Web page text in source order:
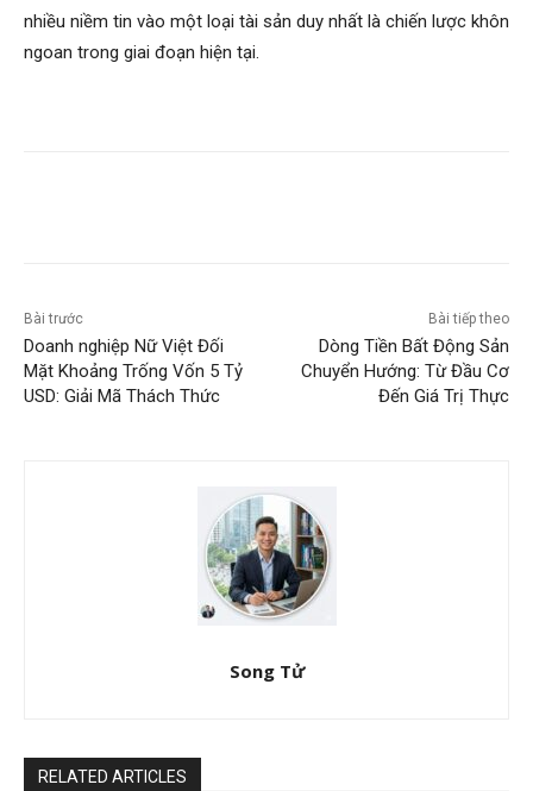
nhiều niềm tin vào một loại tài sản duy nhất là chiến lược khôn
ngoan trong giai đoạn hiện tại.
Bài trước
Doanh nghiệp Nữ Việt Đối
Mặt Khoảng Trống Vốn 5 Tỷ
USD: Giải Mã Thách Thức
Bài tiếp theo
Dòng Tiền Bất Động Sản
Chuyển Hướng: Từ Đầu Cơ
Đến Giá Trị Thực
Song Tử
RELATED ARTICLES